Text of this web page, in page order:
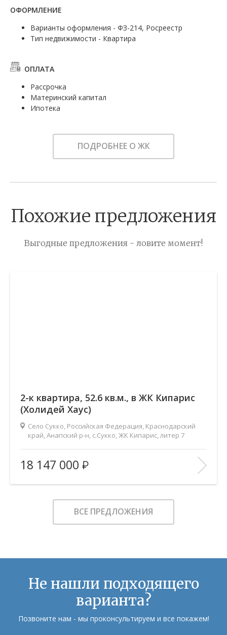
ОФОРМЛЕНИЕ
Варианты оформления - ФЗ-214, Росреестр
Тип недвижимости - Квартира
ОПЛАТА
Рассрочка
Материнский капитал
Ипотека
ПОДРОБНЕЕ О ЖК
Похожие предложения
Выгодные предложения - ловите момент!
2-к квартира, 52.6 кв.м., в ЖК Кипарис
(Холидей Хаус)
Село Сукко, Российская Федерация, Краснодарский
край, Анапский р-н, с.Сукко, ЖК Кипарис, литер 7
Площадь (общ/жил/кух), м2:
52.6/21/20
Количество комнат:
2
Этаж:
6/8
В ИЗБРАННОЕ
18 147 000
ВСЕ ПРЕДЛОЖЕНИЯ
Не нашли подходящего
варианта?
Позвоните нам - мы проконсультируем и все покажем!